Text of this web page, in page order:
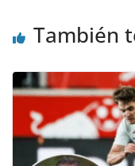
También